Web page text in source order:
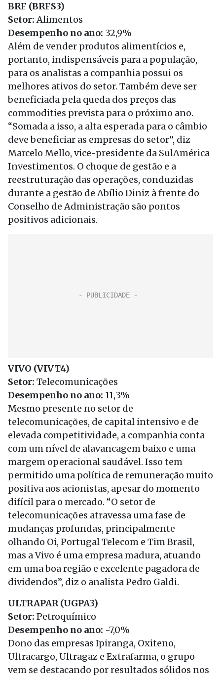
BRF (BRFS3)
Setor:Alimentos
Desempenho no ano: 32,9%
Além de vender produtos alimentícios e,
portanto, indispensáveis para a população,
para os analistas a companhia possui os
melhores ativos do setor. Também deve ser
beneficiada pela queda dos preços das
commodities prevista para o próximo ano.
“Somada a isso, a alta esperada para o câmbio
deve beneficiar as empresas do setor”, diz
Marcelo Mello, vice-presidente da SulAmérica
Investimentos. O choque de gestão e a
reestruturação das operações, conduzidas
durante a gestão de Abílio Diniz à frente do
Conselho de Administração são pontos
positivos adicionais.
VIVO (VIVT4)
Setor: Telecomunicações
Desempenho no ano: 11,3%
Mesmo presente no setor de
telecomunicações, de capital intensivo e de
elevada competitividade, a companhia conta
com um nível de alavancagem baixo e uma
margem operacional saudável. Isso tem
permitido uma política de remuneração muito
positiva aos acionistas, apesar do momento
difícil para o mercado. “O setor de
telecomunicações atravessa uma fase de
mudanças profundas, principalmente
olhando Oi, Portugal Telecom e Tim Brasil,
mas a Vivo é uma empresa madura, atuando
em uma boa região e excelente pagadora de
dividendos”, diz o analista Pedro Galdi.
ULTRAPAR (UGPA3)
Setor: Petroquímico
Desempenho no ano: -7,0%
Dono das empresas Ipiranga, Oxiteno,
Ultracargo, Ultragaz e Extrafarma, o grupo
vem se destacando por resultados sólidos nos